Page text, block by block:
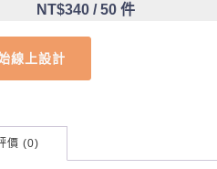
NT$340 / 50 件
線上設計
價 (0)